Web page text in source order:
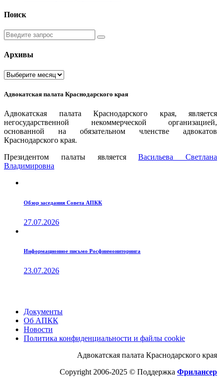
Поиск
Введите
запрос
Архивы
Архивы
Адвокатская палата Краснодарского края
Адвокатская палата Краснодарского края, является
негосударственной некоммерческой организацией,
основанной на обязательном членстве адвокатов
Краснодарского края.
Президентом палаты являетсяВаcильева Светлана
Владимировна
Обзор заседания Совета АПКК
27.07.2026
Информационное письмо Росфинмониторинга
23.07.2026
Документы
Об АПКК
Новости
Политика конфиденциальности и файлы cookie
Адвокатская палата Краснодарского края
Copyright 2006-2025 © Поддержка Фрилансер